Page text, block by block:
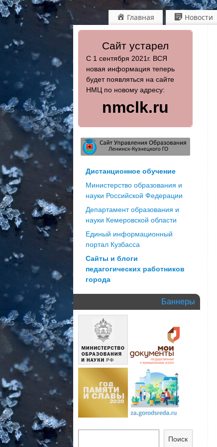
Главная Новости
Сайт устарел
С 1 сентября 2021г. ВСЯ
новая информация теперь
будет появляться на сайте
НМЦ по новому адресу:
nmclk.ru
Дистанционное обучение
Министерство образования и
науки Российской Федерации
Департамент образования и
науки Кемеровской области
Единый информационный
портал Кузбасса
Сайты и блоги
педагогических работников
города
Баннеры
Поиск